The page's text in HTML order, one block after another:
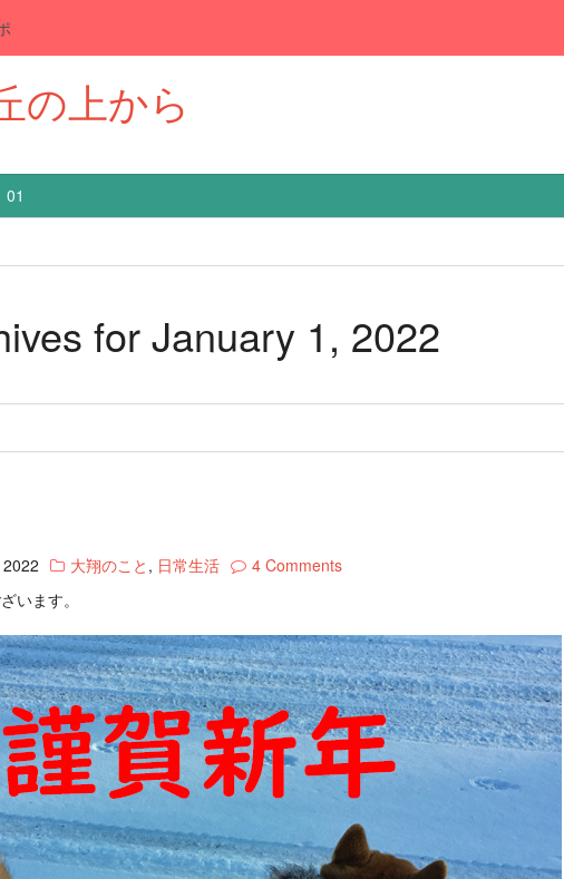
の上から
01
for January 1, 2022
大翔のこと , 日常生活
4 Comments
います。